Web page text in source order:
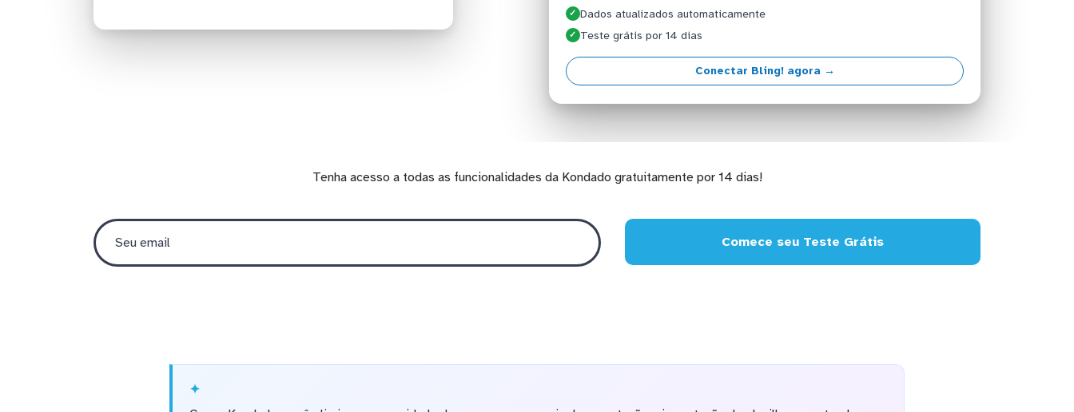
✓ Dados atualizados automaticamente
✓ Teste grátis por 14 dias
Conectar Bling! agora →
Tenha acesso a todas as funcionalidades da Kondado gratuitamente por 14 dias!
Comece seu Teste Grátis